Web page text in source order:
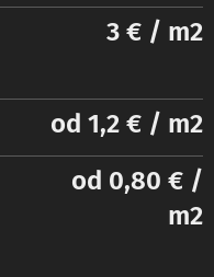
3 € / m2
od 1,2 € / m2
od 0,80 € /
m2